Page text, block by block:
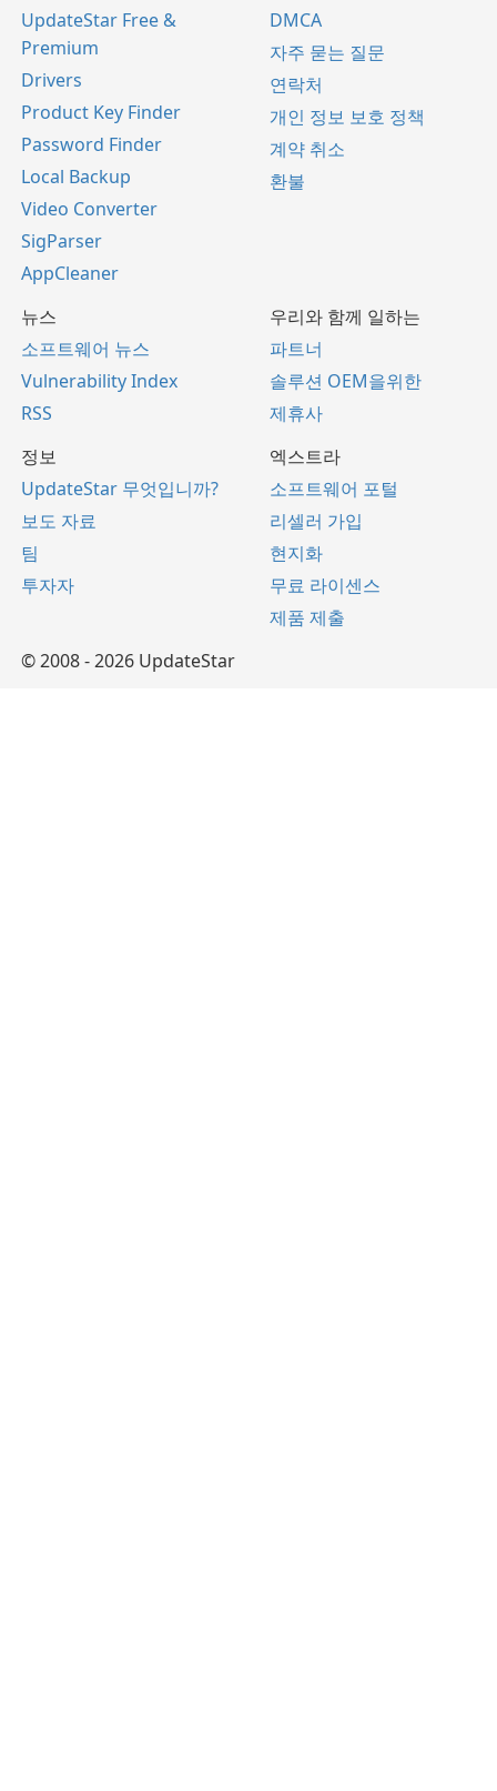
UpdateStar Free &
Premium
Drivers
Product Key Finder
Password Finder
Local Backup
Video Converter
SigParser
AppCleaner
DMCA
자주 묻는 질문
연락처
개인 정보 보호 정책
계약 취소
환불
뉴스
소프트웨어 뉴스
Vulnerability Index
RSS
우리와 함께 일하는
파트너
솔루션 OEM을위한
제휴사
정보
UpdateStar 무엇입니까?
보도 자료
팀
투자자
엑스트라
소프트웨어 포털
리셀러 가입
현지화
무료 라이센스
제품 제출
© 2008 - 2026 UpdateStar